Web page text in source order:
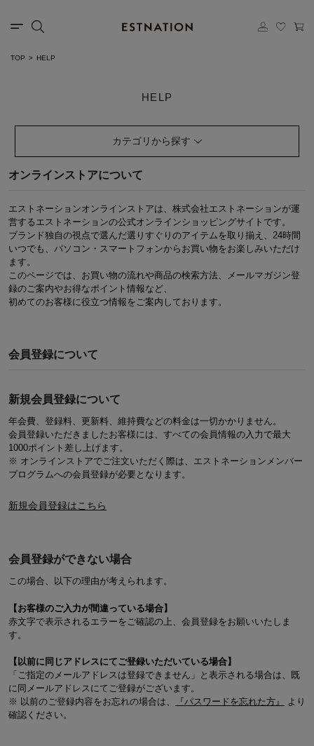
TOP HELP
HELP
カテゴリから探す
オンラインストアについて
エストネーションオンラインストアは、株式会社エストネーションが運
営するエストネーションの公式オンラインショッピングサイトです。
ブランド独自の視点で選んだ選りすぐりのアイテムを取り揃え、24時間
いつでも、パソコン・スマートフォンからお買い物をお楽しみいただけ
ます。
このページでは、お買い物の流れや商品の検索方法、メールマガジン登
録のご案内やお得なポイント情報など、
初めてのお客様に役立つ情報をご案内しております。
会員登録について
新規会員登録について
年会費、登録料、更新料、維持費などの料金は一切かかりません。
会員登録いただきましたお客様には、すべての会員情報の入力で最大
1000ポイント差し上げます。
※ オンラインストアでご注文いただく際は、エストネーションメンバー
プログラムへの会員登録が必要となります。
新規会員登録はこちら
会員登録ができない場合
この場合、以下の理由が考えられます。
【お客様のご入力が間違っている場合】
赤文字で表示されるエラーをご確認の上、会員登録をお願いいたしま
す。
【以前に同じアドレスにてご登録いただいている場合】
「ご指定のメールアドレスは登録できません」と表示される場合は、既
に同メールアドレスにてご登録がございます。
※ 以前のご登録内容をお忘れの場合は、
『パスワードを忘れた方』
より
確認ください。